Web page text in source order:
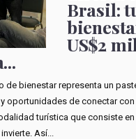
Brasil:
US$2 mil
de bienestar representa un
oportunidades de conectar con
turística que consiste
Así...